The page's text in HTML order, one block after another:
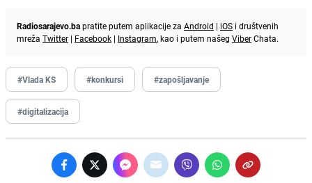
Radiosarajevo.bapratite putem aplikacije za Android | iOS i društvenih
mreža Twitter | Facebook | Instagram, kao i putem našeg ViberChata.
#Vlada KS #konkursi #zapošljavanje
#digitalizacija